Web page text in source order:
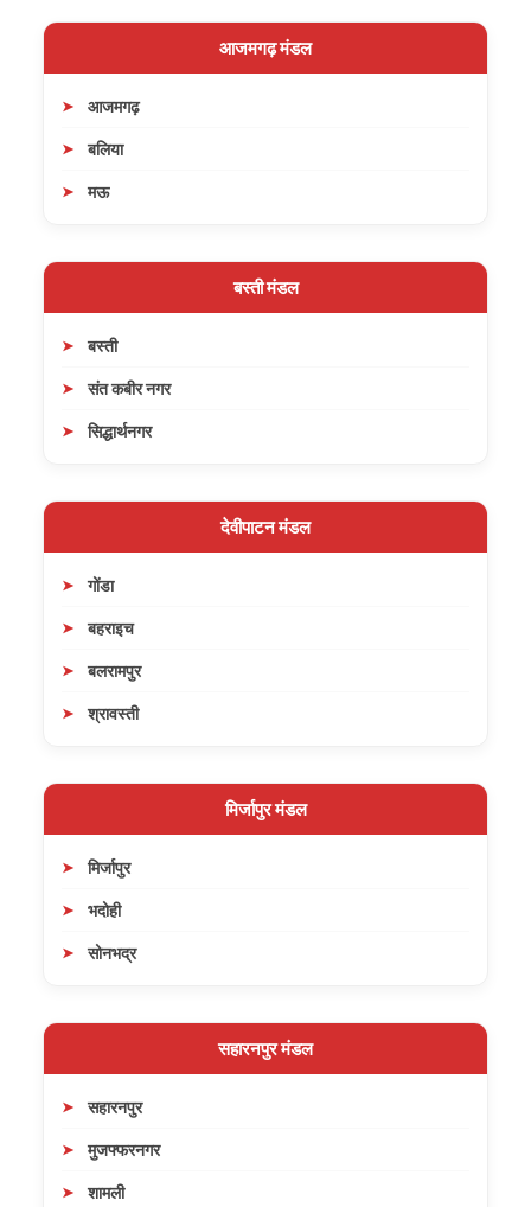
आजमगढ़ मंडल
आजमगढ़
बलिया
मऊ
बस्ती मंडल
बस्ती
संत कबीर नगर
सिद्धार्थनगर
देवीपाटन मंडल
गोंडा
बहराइच
बलरामपुर
श्रावस्ती
मिर्जापुर मंडल
मिर्जापुर
भदोही
सोनभद्र
सहारनपुर मंडल
सहारनपुर
मुजफ्फरनगर
शामली